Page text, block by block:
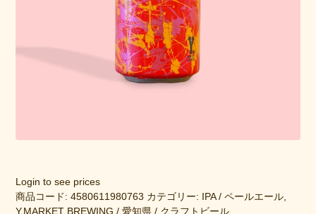
Login to see prices
商品コード:4580611980763 カテゴリー: IPA / ペールエール
Y.MARKET BREWING / 愛知県 / クラフトビール